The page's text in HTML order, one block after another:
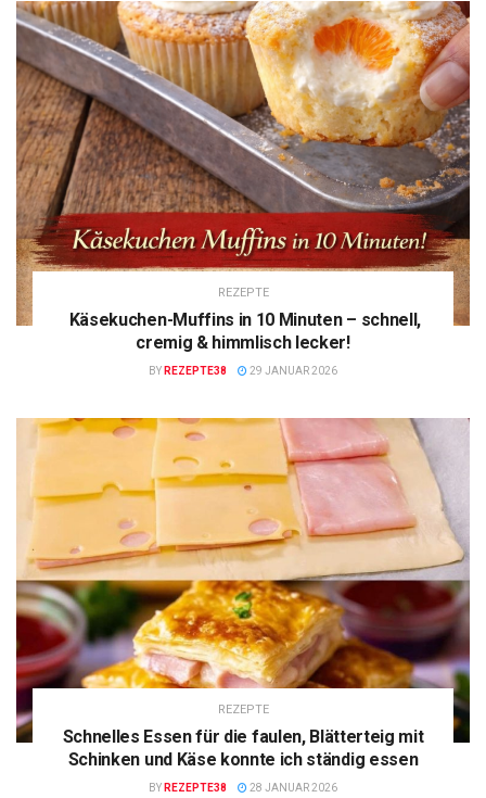
REZEPTE
Käsekuchen-Muffins in 10 Minuten – schnell,
cremig & himmlisch lecker!
BY REZEPTE38 29 JANUAR 2026
REZEPTE
Schnelles Essen für die faulen, Blätterteig mit
Schinken und Käse konnte ich ständig essen
BY REZEPTE38 28 JANUAR 2026